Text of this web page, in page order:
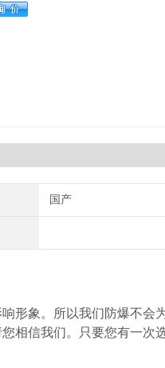
国产
形象。所以我们防爆不会
相信我们。只要您有一次